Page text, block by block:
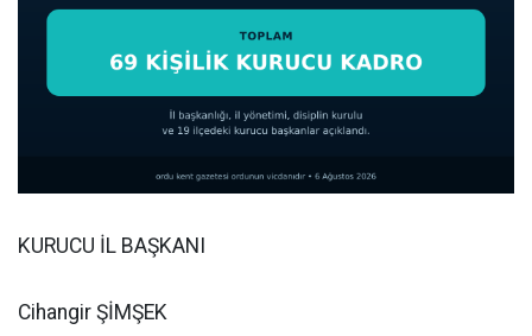
KURUCU İL BAŞKANI
Cihangir ŞİMŞEK